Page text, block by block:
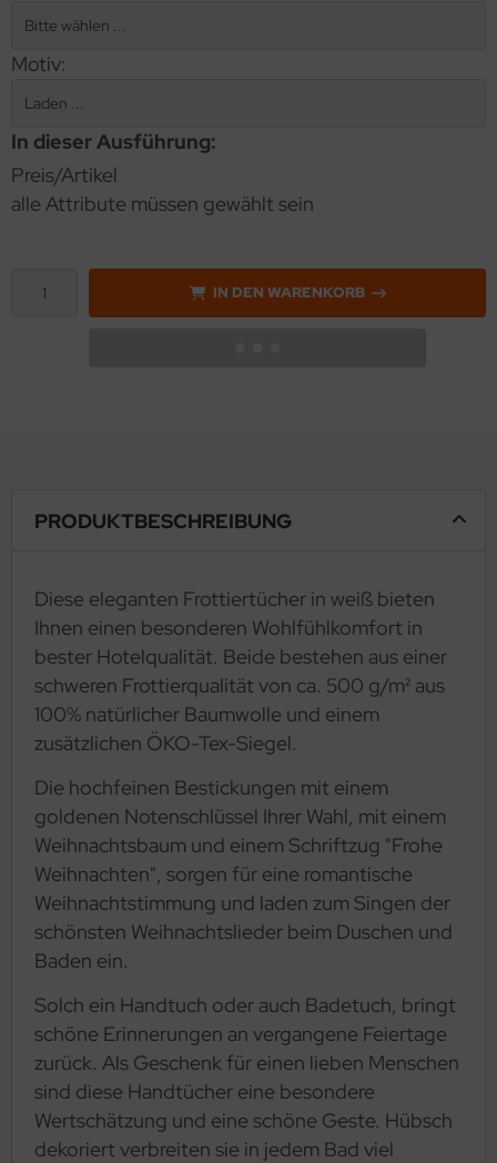
Motiv:
In dieser Ausführung:
Preis/Artikel
alle Attribute müssen gewählt sein
IN DEN WARENKORB
PRODUKTBESCHREIBUNG
Diese eleganten Frottiertücher in weiß bieten
Ihnen einen besonderen Wohlfühlkomfort in
bester Hotelqualität. Beide bestehen aus einer
schweren Frottierqualität von ca. 500 g/m² aus
100% natürlicher Baumwolle und einem
zusätzlichen ÖKO-Tex-Siegel.
Die hochfeinen Bestickungen mit einem
goldenen Notenschlüssel Ihrer Wahl, mit einem
Weihnachtsbaum und einem Schriftzug "Frohe
Weihnachten", sorgen für eine romantische
Weihnachtstimmung und laden zum Singen der
schönsten Weihnachtslieder beim Duschen und
Baden ein.
Solch ein Handtuch oder auch Badetuch, bringt
schöne Erinnerungen an vergangene Feiertage
zurück. Als Geschenk für einen lieben Menschen
sind diese Handtücher eine besondere
Wertschätzung und eine schöne Geste. Hübsch
dekoriert verbreiten sie in jedem Bad viel